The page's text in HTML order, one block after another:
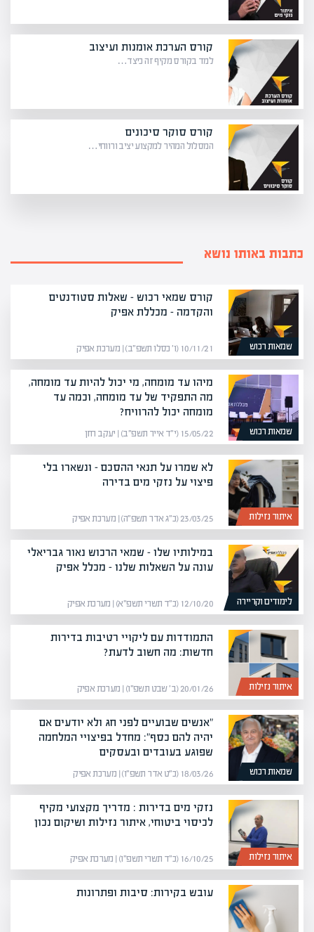
קורס הערכת אומנות ועיצוב
למד בקורס מקיף זה כיצד…
קורס סוקר סיכונים
המסלול המהיר למקצוע יציב ורווחי…
כתבות באותו נושא
שמאות רכוש
קורס שמאי רכוש – שאלות סטודנטים
והקדמה – מכללת אפיק
10/11/21 (ו׳ כסלו תשפ״ב) | מערכת אפיק
שמאות רכוש
מיהו עד מומחה, מי יכול להיות עד מומחה,
מה התפקיד של עד מומחה, וכמה עד
מומחה יכול להרוויח?
15/05/22 (י״ד אייר תשפ״ב) | יעקב חזן
איתור נזילות
לא שמרו על תנאי ההסכם – ונשארו בלי
פיצוי על נזקי מים בדירה
23/03/25 (כ״ג אדר תשפ״ה) | מערכת אפיק
לימודים וקריירה
במילותיו שלו – שמאי הרכוש נאור גבריאלי
עונה על השאלות שלנו – מכלל אפיק
12/10/20 (כ״ד תשרי תשפ״א) | מערכת אפיק
איתור נזילות
התמודדות עם ליקויי רטיבות בדירות
חדשות: מה חשוב לדעת?
20/01/26 (ב׳ שבט תשפ״ו) | מערכת אפיק
שמאות רכוש
"אנשים שבועיים לפני חג ולא יודעים אם
יהיה להם כסף": מחדל בפיצויי המלחמה
שפוגע בעובדים ובעסקים
18/03/26 (כ״ט אדר תשפ״ו) | מערכת אפיק
איתור נזילות
נזקי מים בדירות : מדריך מקצועי מקיף
לכיסוי ביטוחי, איתור נזילות ושיקום נכון
16/10/25 (כ״ד תשרי תשפ״ו) | מערכת אפיק
עובש בקירות: סיבות ופתרונות